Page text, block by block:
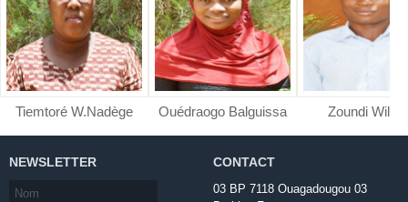
Tiemtoré W.Nadège Ouédraogo Balguissa Zoundi
NEWSLETTER CONTACT
03 BP 7118 Ouagadougou 03